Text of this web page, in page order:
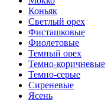
Коньяк
Светлый орех
Фисташковые
Фиолетовые
Темный орех
Темно-коричневые
Темно-серые
Сиреневые
Ясень